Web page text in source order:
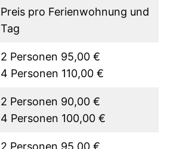
Preis pro Ferienwohnung und
Tag
2 Personen 95,00 €
4 Personen 110,00 €
2 Personen 90,00 €
4 Personen 100,00 €
2 Personen 95,00 €